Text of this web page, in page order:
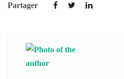
Partager